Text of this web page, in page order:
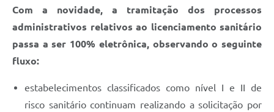
Com a novidade, a tramitação dos processos
administrativos relativos ao licenciamento sanitário
passa a ser 100% eletrônica, observando o seguinte
fluxo:
estabelecimentos classificados como nível I e II de
risco sanitário continuam realizando a solicitação por